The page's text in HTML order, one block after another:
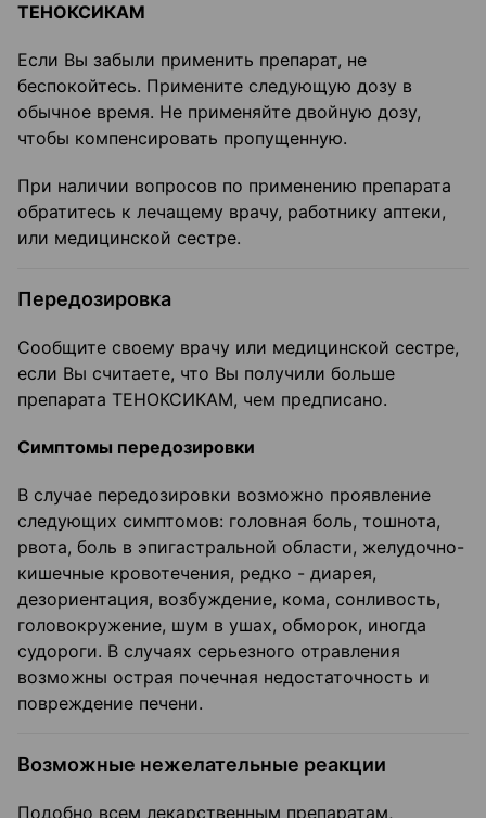
ТЕНОКСИКАМ
Если Вы забыли применить препарат, не
беспокойтесь. Примените следующую дозу в
обычное время. Не применяйте двойную дозу,
чтобы компенсировать пропущенную.
При наличии вопросов по применению препарата
обратитесь к лечащему врачу, работнику аптеки,
или медицинской сестре.
Передозировка
Сообщите своему врачу или медицинской сестре,
если Вы считаете, что Вы получили больше
препарата ТЕНОКСИКАМ, чем предписано.
Симптомы передозировки
В случае передозировки возможно проявление
следующих симптомов: головная боль, тошнота,
рвота, боль в эпигастральной области, желудочно-
кишечные кровотечения, редко - диарея,
дезориентация, возбуждение, кома, сонливость,
головокружение, шум в ушах, обморок, иногда
судороги. В случаях серьезного отравления
возможны острая почечная недостаточность и
повреждение печени.
Возможные нежелательные реакции
Подобно всем лекарственным препаратам,